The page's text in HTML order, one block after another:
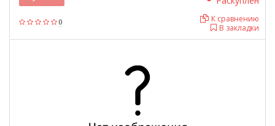
0
В закладки
К сравнению